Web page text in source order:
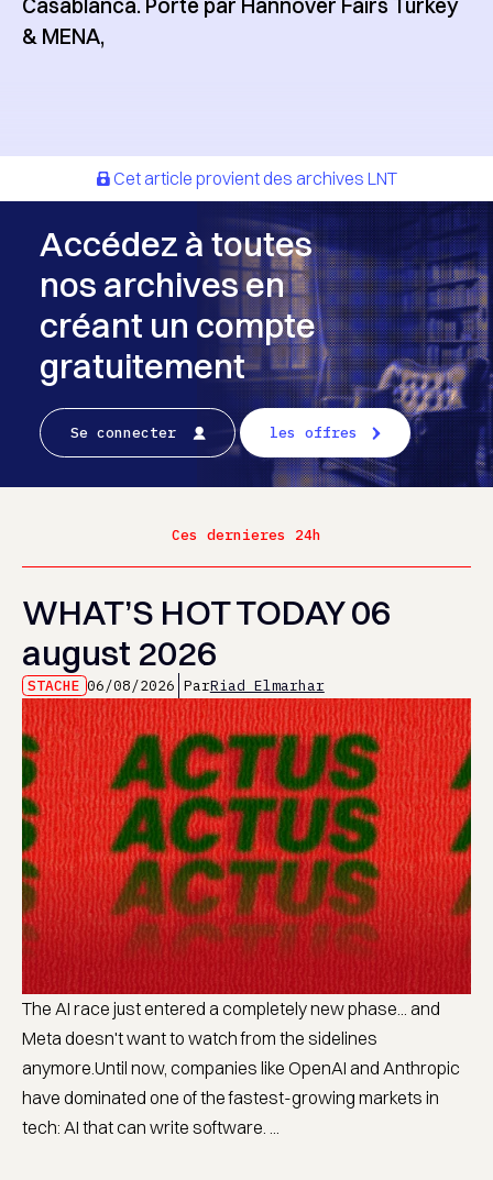
Casablanca. Porté par Hannover Fairs Turkey
& MENA,
Cet article provient des archives LNT
Accédez à toutes
nos archives en
créant un compte
gratuitement
Se connecter les offres
Ces dernieres 24h
WHAT’S HOT TODAY 06
august 2026
STACHE 06/08/2026 ParRiad Elmarhar
The AI race just entered a completely new phase... and
Meta doesn't want to watch from the sidelines
anymore.Until now, companies like OpenAI and Anthropic
have dominated one of the fastest-growing markets in
tech: AI that can write software. ...